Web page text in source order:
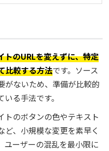
トのURLを変えずに、特定
比較する方法です。ソース
がないため、準備が比較的
る手法です。
トのボタンの色やテキスト
、小規模な変更を素早く
ユーザーの混乱を最小限に